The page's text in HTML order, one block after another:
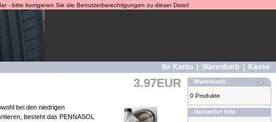
- bitte korrigieren Sie die Benutzerberechtigungen zu dieser Datei!
Ihr Konto Warenkorb Kasse
3.97EUR
bei den niedrigen
besteht das PENNASOL
Warenkorb
0 Produkte
Hersteller Info